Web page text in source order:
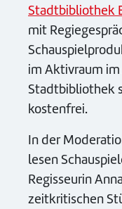
Stadtbibliothek
mit
im Aktivraum im
Stadtbibliothek
kostenfrei.
In der
lesen
Regisseurin
zeitkritischen